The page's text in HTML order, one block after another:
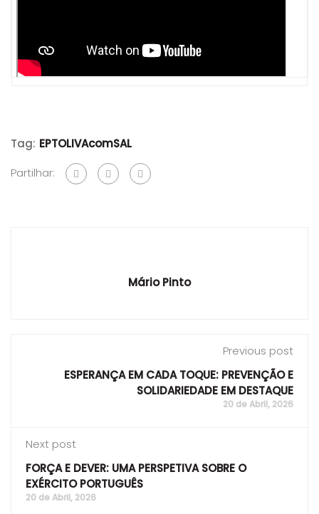
Tag: EPTOLIVAcomSAL
Partilhar:
Mário Pinto
Previous post
ESPERANÇA EM CADA TOQUE: PREVENÇÃO E
SOLIDARIEDADE EM DESTAQUE
20 de Abril, 2026
Next post
FORÇA E DEVER: UMA PERSPETIVA SOBRE O
EXÉRCITO PORTUGUÊS
20 de Abril, 2026